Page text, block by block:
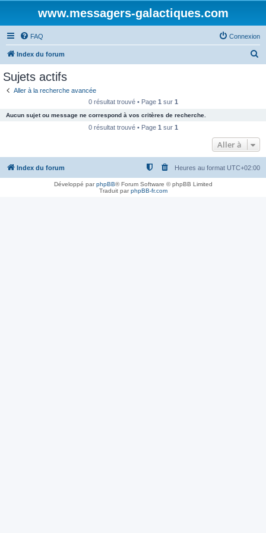
www.messagers-galactiques.com
FAQ Connexion
Index du forum
c
e
Sujets actifs
Aller à la recherche avancée
0 résultat trouvé • Page 1 sur 1
Aucun sujet ou message ne correspond à vos critères de recherche.
0 résultat trouvé • Page 1 sur 1
Aller à
Index du forum Heures au format UTC+02:00
Développé parphpBB® Forum Software © phpBB Limited
Traduit parphpBB-fr.com